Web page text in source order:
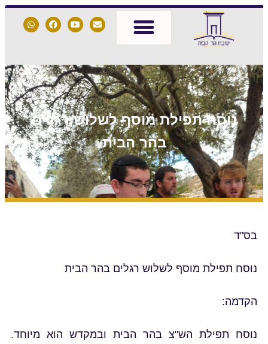
נוסח תפילת מוסף לשלוש רגלים
בהר הבית
בס"ד
נוסח תפילת מוסף לשלוש רגלים בהר הבית
הקדמה:
נוסח תפילת הש"צ בהר הבית ובמקדש הוא מיוחד.